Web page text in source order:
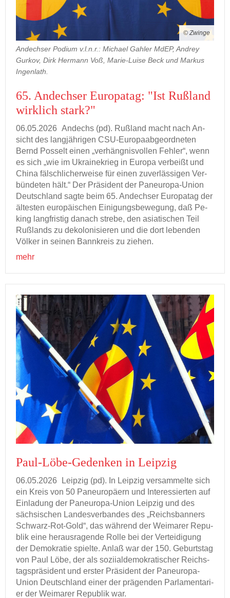
© Zwinge
Andechser Podium v.l.n.r.: Michael Gahler MdEP, Andrey
Gurkov, Dirk Hermann Voß, Marie-Luise Beck und Markus
Ingenlath.
65. An­dech­ser Eu­ro­pa­tag: "Ist Ruß­land
wirk­lich stark?"
06.05.2026 An­dechs (pd). Ruß­land macht nach An­
sicht des lang­jäh­ri­gen CSU-​Europaabgeordneten
Bernd Pos­selt einen „ver­häng­nis­vol­len Feh­ler“, wenn
es sich „wie im Ukrai­ne­krieg in Eu­ro­pa ver­beißt und
China fälsch­li­cher­wei­se für einen zu­ver­läs­si­gen Ver­
bün­de­ten hält.“ Der Prä­si­dent der Paneuropa-​Union
Deutsch­land sagte beim 65. An­dech­ser Eu­ro­pa­tag der
äl­tes­ten eu­ro­päi­schen Ei­ni­gungs­be­we­gung, daß Pe­
king lang­fris­tig da­nach stre­be, den asia­ti­schen Teil
Ruß­lands zu de­ko­lo­ni­sie­ren und die dort le­ben­den
Völ­ker in sei­nen Bann­kreis zu zie­hen.
mehr
Paul-​Löbe-Gedenken in Leip­zig
06.05.2026
Leip­zig (pd). In Leip­zig ver­sam­mel­te sich
ein Kreis von 50 Pan­eu­ro­pä­ern und In­ter­es­sier­ten auf
Ein­la­dung der Paneuropa-​Union Leip­zig und des
säch­si­schen Lan­des­ver­ban­des des „Reichs­ban­ners
Schwarz-​Rot-Gold“, das wäh­rend der Wei­ma­rer Re­pu­
blik eine her­aus­ra­gen­de Rolle bei der Ver­tei­di­gung
der De­mo­kra­tie spiel­te. Anlaß war der 150. Ge­burts­tag
von Paul Löbe, der als so­zi­ial­de­mo­kra­ti­scher Reichs­
tags­prä­si­dent und ers­ter Prä­si­dent der Paneuropa-​
Union Deutsch­land einer der prä­gen­den Par­la­men­ta­ri­
er der Wei­ma­rer Re­pu­blik war.